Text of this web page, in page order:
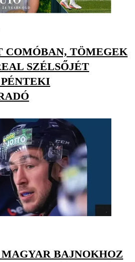
COMÓBAN, TÖMEGEK
SZÉLSŐJÉT
BAJNOKHOZ